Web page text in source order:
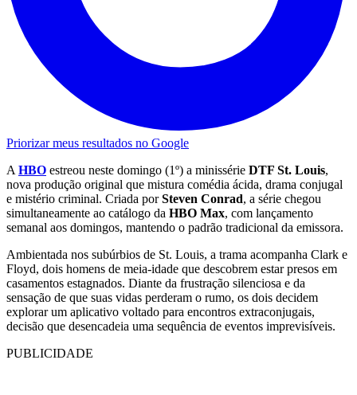
Priorizar meus resultados no Google
A HBO estreou neste domingo (1º) a minissérie DTF St. Louis,
nova produção original que mistura comédia ácida, drama conjugal
e mistério criminal. Criada porSteven Conrad, a série chegou
simultaneamente ao catálogo da HBO Max, com lançamento
semanal aos domingos, mantendo o padrão tradicional da emissora.
Ambientada nos subúrbios de St. Louis, a trama acompanha Clark e
Floyd, dois homens de meia-idade que descobrem estar presos em
casamentos estagnados. Diante da frustração silenciosa e da
sensação de que suas vidas perderam o rumo, os dois decidem
explorar um aplicativo voltado para encontros extraconjugais,
decisão que desencadeia uma sequência de eventos imprevisíveis.
PUBLICIDADE